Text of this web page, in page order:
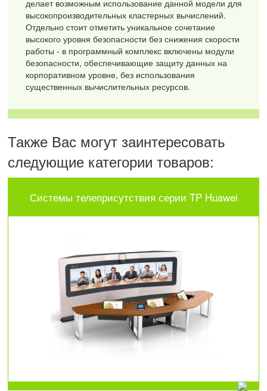
делает возможным использование данной модели для
высокопроизводительных кластерных вычислений.
Отдельно стоит отметить уникальное сочетание
высокого уровня безопасности без снижения скорости
работы - в программный комплекс включены модули
безопасности, обеспечивающие защиту данных на
корпоративном уровне, без использования
существенных вычислительных ресурсов.
Также Вас могут заинтересовать
следующие категории товаров:
Системы телеприсутствия серии TP Huawei